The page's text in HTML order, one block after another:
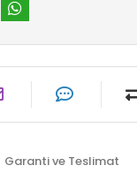
Garanti ve Teslimat